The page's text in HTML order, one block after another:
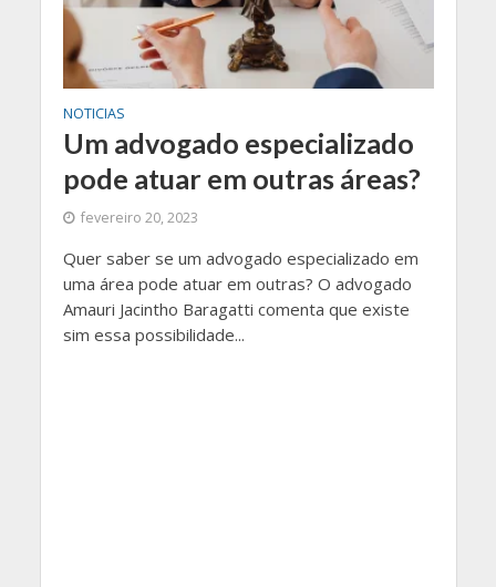
NOTICIAS
Um advogado especializado
pode atuar em outras áreas?
fevereiro 20, 2023
Quer saber se um advogado especializado em
uma área pode atuar em outras? O advogado
Amauri Jacintho Baragatti comenta que existe
sim essa possibilidade...